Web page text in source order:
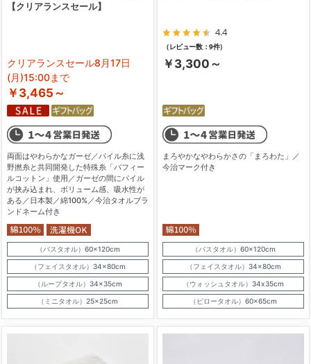
【クリアランスセール】
クリアランスセール8月17日
(月)15:00まで
￥3,465～
両面はやわらかなガーゼ／パイル糸に浅
野撚糸と共同開発した特殊糸「パフィー
ルコットン」使用／ガーゼの間にパイル
が挟み込まれ、ボリューム感、吸水性が
ある／日本製／綿100%／今治タオルブラ
ンドネーム付き
（バスタオル）60×120cm
（フェイスタオル）34×80cm
（ループタオル）34×35cm
（ミニタオル）25×25cm
4.4
（レビュー数：9件）
￥3,300～
まろやかなやわらかさの「まろわた」／
今治マーク付き
（バスタオル）60×120cm
（フェイスタオル）34×80cm
（ウォッシュタオル）34x35cm
（ピロータオル）60×65cm